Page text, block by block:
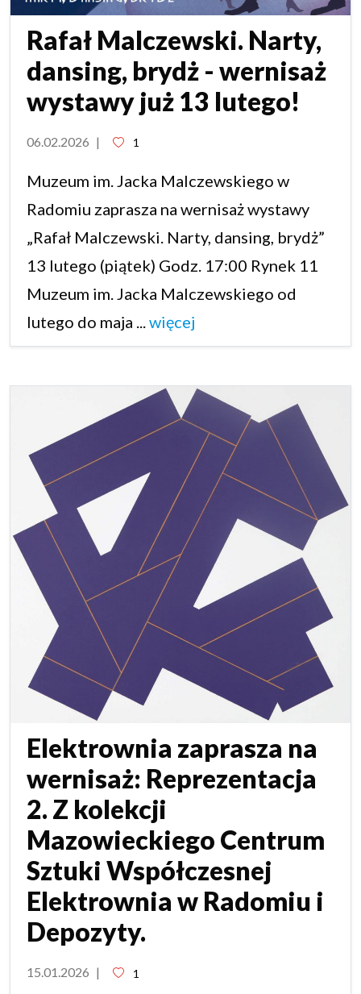
Rafał Malczewski. Narty,
dansing, brydż - wernisaż
wystawy już 13 lutego!
06.02.2026 | 1
Muzeum im. Jacka Malczewskiego w
Radomiu zaprasza na wernisaż wystawy
„Rafał Malczewski. Narty, dansing, brydż”
13 lutego (piątek) Godz. 17:00 Rynek 11
Muzeum im. Jacka Malczewskiego od
lutego do maja ...więcej
Elektrownia zaprasza na
wernisaż: Reprezentacja
2. Z kolekcji
Mazowieckiego Centrum
Sztuki Współczesnej
Elektrownia w Radomiu i
Depozyty.
15.01.2026 | 1